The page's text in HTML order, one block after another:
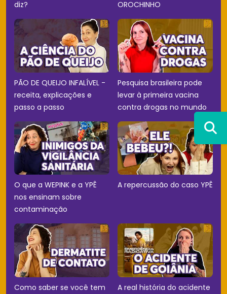
diz? OROCHINHO
PÃO DE QUEIJO INFALÍVEL -
receita, explicações e
passo a passo
Pesquisa brasileira pode
levar à primeira vacina
contra drogas no mundo
O que a WEPINK e a YPÊ
nos ensinam sobre
contaminação
A repercussão do caso YPÊ
Como saber se você tem
A real história do acidente